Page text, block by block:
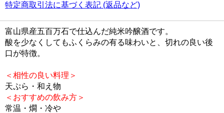
特定商取引法に基づく表記 (返品など)
富山県産五百万石で仕込んだ純米吟醸酒です。
酸を少なくしてもふくらみの有る味わいと、切れの良い後
口が特徴。
＜相性の良い料理＞
天ぷら・和え物
＜おすすめの飲み方＞
常温・燗・冷や